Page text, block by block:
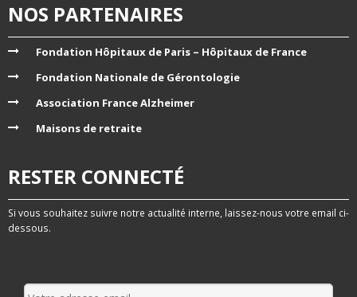
NOS PARTENAIRES
Fondation Hôpitaux de Paris – Hôpitaux de France
Fondation Nationale de Gérontologie
Association France Alzheimer
Maisons de retraite
RESTER CONNECTÉ
Si vous souhaitez suivre notre actualité interne, laissez-nous votre email ci-
dessous.